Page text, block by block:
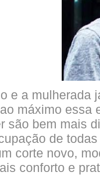
e a mulherada
máximo essa
são bem mais
de
corte novo,
conforto e